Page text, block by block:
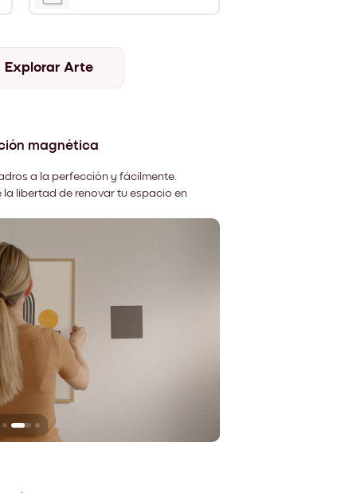
Explorar Arte
magnética
a la perfección y fácilmente.
libertad de renovar tu espacio en